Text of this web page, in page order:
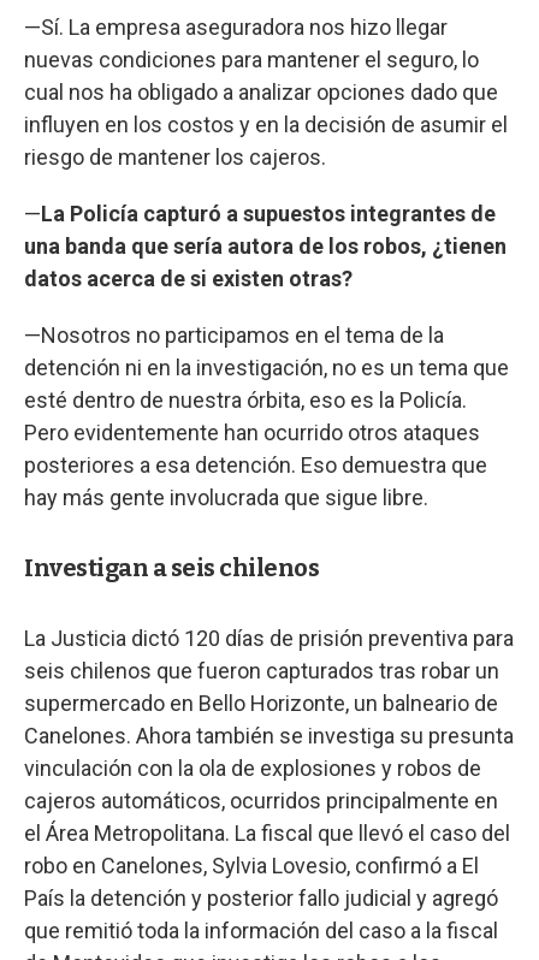
—Sí. La empresa aseguradora nos hizo llegar
nuevas condiciones para mantener el seguro, lo
cual nos ha obligado a analizar opciones dado que
influyen en los costos y en la decisión de asumir el
riesgo de mantener los cajeros.
—La Policía capturó a supuestos integrantes de
una banda que sería autora de los robos, ¿tienen
datos acerca de si existen otras?
—Nosotros no participamos en el tema de la
detención ni en la investigación, no es un tema que
esté dentro de nuestra órbita, eso es la Policía.
Pero evidentemente han ocurrido otros ataques
posteriores a esa detención. Eso demuestra que
hay más gente involucrada que sigue libre.
Investigan a seis chilenos
La Justicia dictó 120 días de prisión preventiva para
seis chilenos que fueron capturados tras robar un
supermercado en Bello Horizonte, un balneario de
Canelones. Ahora también se investiga su presunta
vinculación con la ola de explosiones y robos de
cajeros automáticos, ocurridos principalmente en
el Área Metropolitana. La fiscal que llevó el caso del
robo en Canelones, Sylvia Lovesio, confirmó a El
País la detención y posterior fallo judicial y agregó
que remitió toda la información del caso a la fiscal